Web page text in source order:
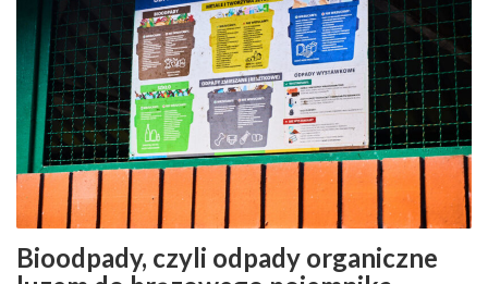
Bioodpady, czyli odpady organiczne